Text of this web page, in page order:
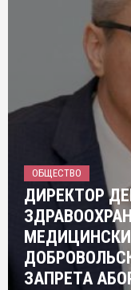
ОБЩЕСТВО
ДИРЕКТОР
ЗАПРЕТА